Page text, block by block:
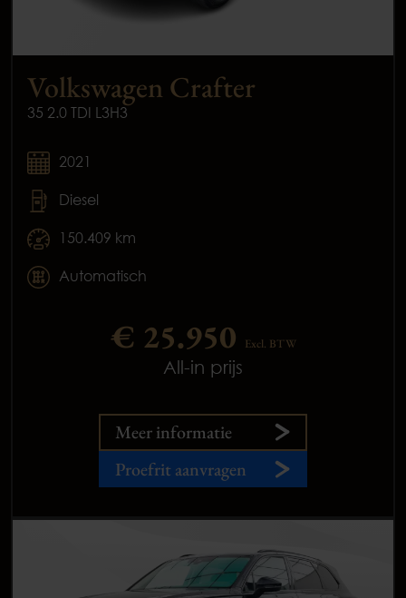
Volkswagen Crafter
35 2.0 TDI L3H3
2021
Diesel
150.409 km
Automatisch
€ 25.950 Excl. BTW
All-in prijs
Meer informatie
Proefrit aanvragen